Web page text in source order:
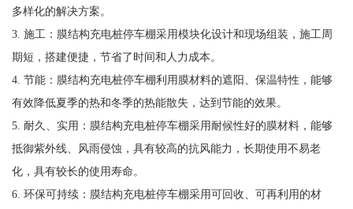
多样化的解决方案。
3. 施工：膜结构充电桩停车棚采用模块化设计和现场组装，施工周
期短，搭建便捷，节省了时间和人力成本。
4. 节能：膜结构充电桩停车棚利用膜材料的遮阳、保温特性，能够
有效降低夏季的热和冬季的热能散失，达到节能的效果。
5. 耐久、实用：膜结构充电桩停车棚采用耐候性好的膜材料，能够
抵御紫外线、风雨侵蚀，具有较高的抗风能力，长期使用不易老
化，具有较长的使用寿命。
6. 环保可持续：膜结构充电桩停车棚采用可回收、可再利用的材